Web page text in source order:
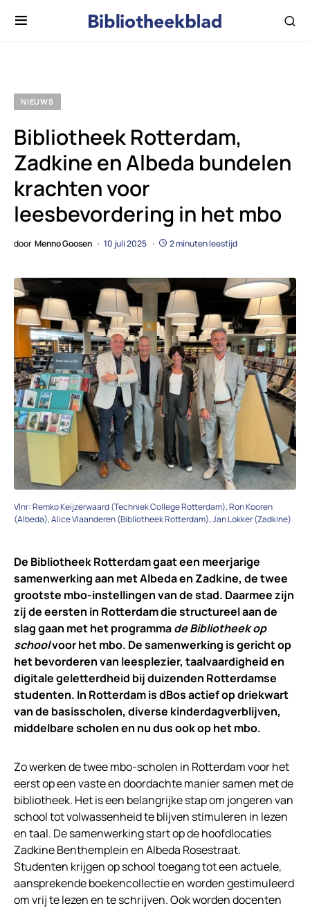
NIEUWS
Bibliotheek Rotterdam,
Zadkine en Albeda bundelen
krachten voor
leesbevordering in het mbo
door Menno Goosen 10 juli 2025 2 minuten leestijd
Vlnr: Remko Keijzerwaard (Techniek College Rotterdam), Ron Kooren
(Albeda), Alice Vlaanderen (Bibliotheek Rotterdam), Jan Lokker (Zadkine)
De Bibliotheek Rotterdam gaat een meerjarige
samenwerking aan met Albeda en Zadkine, de twee
grootste mbo-instellingen van de stad. Daarmee zijn
zij de eersten in Rotterdam die structureel aan de
slag gaan met het programmade Bibliotheek op
schoolvoor het mbo. De samenwerking is gericht op
het bevorderen van leesplezier, taalvaardigheid en
digitale geletterdheid bij duizenden Rotterdamse
studenten. In Rotterdam is dBos actief op driekwart
van de basisscholen, diverse kinderdagverblijven,
middelbare scholen en nu dus ook op het mbo.
Zo werken de twee mbo-scholen in Rotterdam voor het
eerst op een vaste en doordachte manier samen met de
bibliotheek. Het is een belangrijke stap om jongeren van
school tot volwassenheid te blijven stimuleren in lezen
en taal. De samenwerking start op de hoofdlocaties
Zadkine Benthemplein en Albeda Rosestraat.
Studenten krijgen op school toegang tot een actuele,
aansprekende boekencollectie en worden gestimuleerd
om vrij te lezen en te schrijven. Ook worden docenten